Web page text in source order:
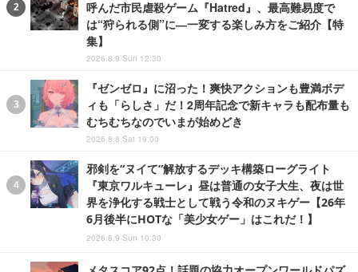
呼んだ市民虐殺ゲーム『Hatred』、最高難易度で
は“狩られる側”に―一変する楽しみ方をご紹介【特
集】
2026.8.9 Sun 12:30
『ゼンゼロ』に沼った！爽快アクションも豊満ボデ
ィも「らしさ」だ！2周年記念で新キャラも配布量も
むちむちなのでいまが始めどき
2026.8.8 Sat 19:00
邪剣を“ヌイて”解放するデッキ構築ローグライト
『東京ワルキューレ』昼は普通の女子大生、夜は世
界を浄化する戦士として戦う令和のヌキゲー【26年
6月後半にHOTな「美少女ゲー」はこれだ！】
2026.8.9 Sun 10:30